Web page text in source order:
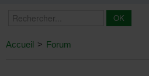
Accueil > Forum